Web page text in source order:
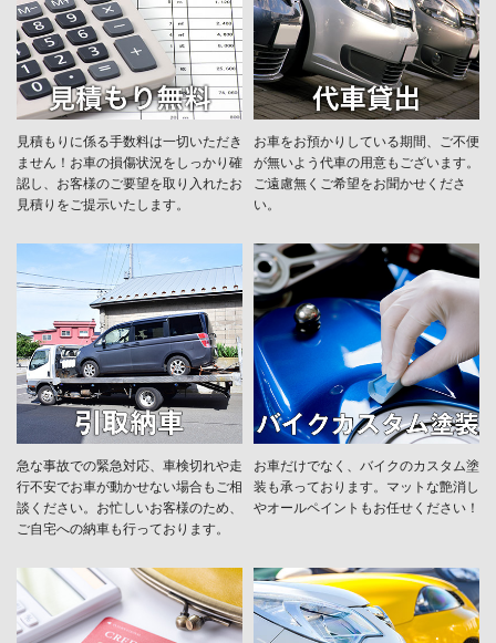
見積もりに係る手数料は一切いただき
ません！お車の損傷状況をしっかり確
認し、お客様のご要望を取り入れたお
見積りをご提示いたします。
お車をお預かりしている期間、ご不便
が無いよう代車の用意もございます。
ご遠慮無くご希望をお聞かせくださ
い。
急な事故での緊急対応、車検切れや走
行不安でお車が動かせない場合もご相
談ください。お忙しいお客様のため、
ご自宅への納車も行っております。
お車だけでなく、バイクのカスタム塗
装も承っております。マットな艶消し
やオールペイントもお任せください！